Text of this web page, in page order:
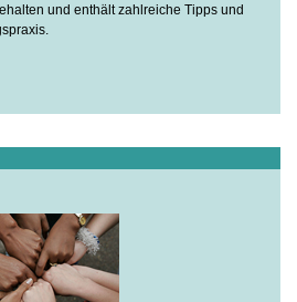
und enthält zahlreiche Tipps und